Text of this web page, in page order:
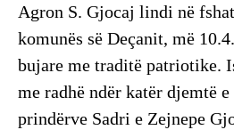
Agron S. Gjocaj lindi në
komunës së Deçanit, më
bujare me traditë patriotike.
me radhë ndër katër djemtë
prindërve Sadri e Zejnepe